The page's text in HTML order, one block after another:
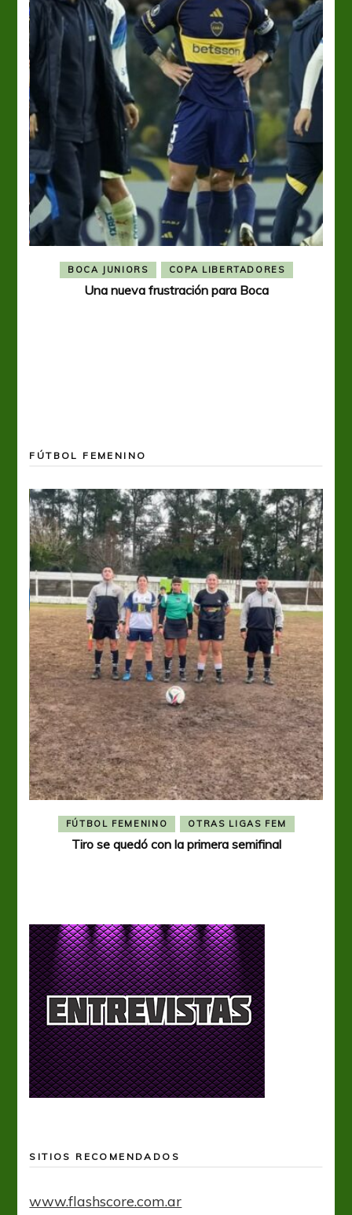
BOCA JUNIORS COPA LIBERTADORES
Una nueva frustración para Boca
FÚTBOL FEMENINO
FÚTBOL FEMENINO OTRAS LIGAS FEM
Tiro se quedó con la primera semifinal
SITIOS RECOMENDADOS
www.flashscore.com.ar